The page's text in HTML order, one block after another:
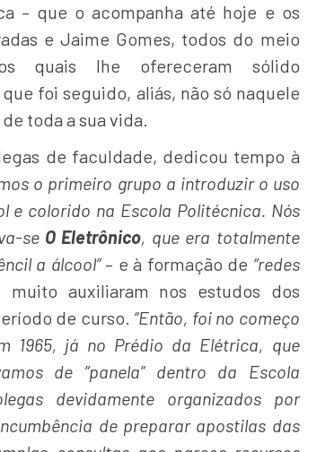
– que o acompanha até hoje e os
e Jaime Gomes, todos do meio
quais lhe ofereceram sólido
foi seguido, aliás, não só naquele
toda a sua vida.
de faculdade, dedicou tempo à
o primeiro grupo a introduzir o uso
e colorido na Escola Politécnica. Nós
se O Eletrônico, que era totalmente
a álcool”– e à formação de “redes
auxiliaram nos estudos dos
de curso. “Então, foi no começo
1965, já no Prédio da Elétrica, que
de ”panela” dentro da Escola
devidamente organizados por
de preparar apostilas das